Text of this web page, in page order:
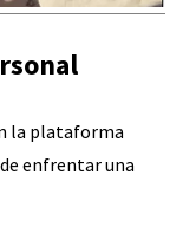
la plataforma
enfrentar una